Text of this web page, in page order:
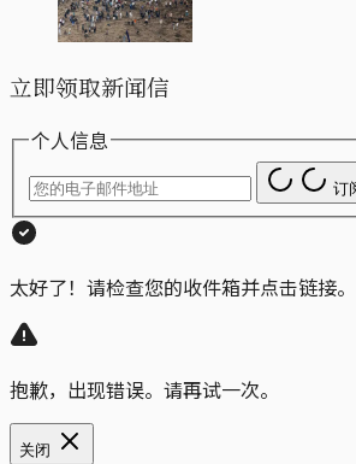
立即领取新闻信
个人信息
订
太好了！请检查您的收件箱并点击链接。
抱歉，出现错误。请再试一次。
关闭